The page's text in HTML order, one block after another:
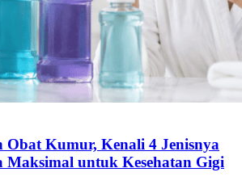
Obat Kumur, Kenali 4 Jenisnya
Maksimal untuk Kesehatan Gigi